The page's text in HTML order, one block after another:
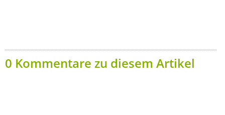
0 Kommentare zu diesem Artikel